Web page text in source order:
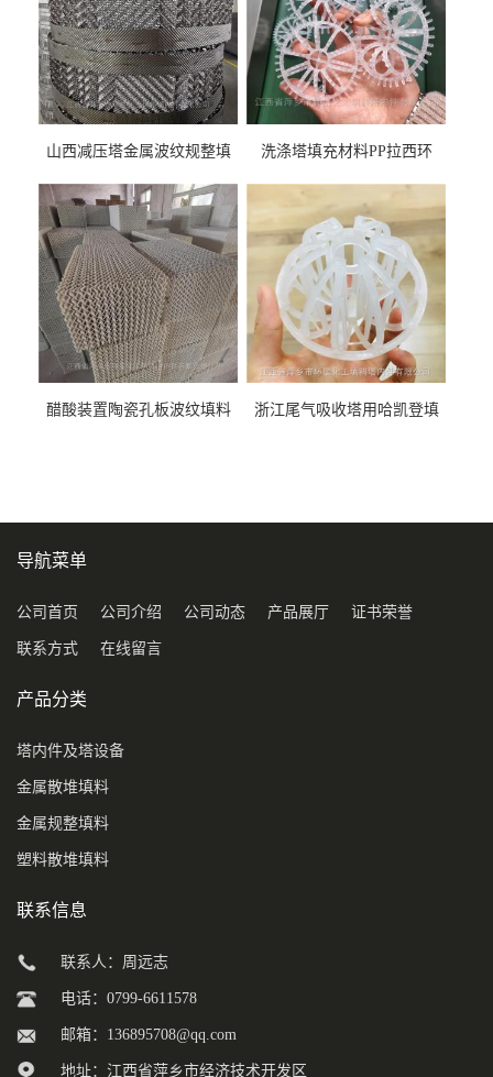
山西减压塔金属波纹规整填
料
洗涤塔填充材料PP拉西环
醋酸装置陶瓷孔板波纹填料
浙江尾气吸收塔用哈凯登填
导航菜单
公司首页 公司介绍 公司动态 产品展厅 证书荣誉
联系方式 在线留言
产品分类
塔内件及塔设备
金属散堆填料
金属规整填料
塑料散堆填料
联系信息
联系人：周远志
电话：0799-6611578
邮箱： 136895708@qq.com
地址：江西省萍乡市经济技术开发区